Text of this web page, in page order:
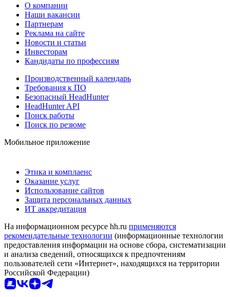
О компании
Наши вакансии
Партнерам
Реклама на сайте
Новости и статьи
Инвесторам
Кандидаты по профессиям
Производственный календарь
Требования к ПО
Безопасный HeadHunter
HeadHunter API
Поиск работы
Поиск по резюме
Мобильное приложение
Этика и комплаенс
Оказание услуг
Использование сайтов
Защита персональных данных
ИТ аккредитация
На информационном ресурсе hh.ru применяются
рекомендательные технологии (информационные технологии
предоставления информации на основе сбора, систематизации
и анализа сведений, относящихся к предпочтениям
пользователей сети «Интернет», находящихся на территории
Российской Федерации)